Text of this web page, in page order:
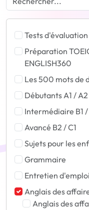
Tests
Préparation
ENGLISH360
Les 500 mots de
Débutants A1 / A2
Intermédiaire B1 /
Avancé B2 / C1
Sujets pour les
Grammaire
Entretien
Anglais des
Anglais des